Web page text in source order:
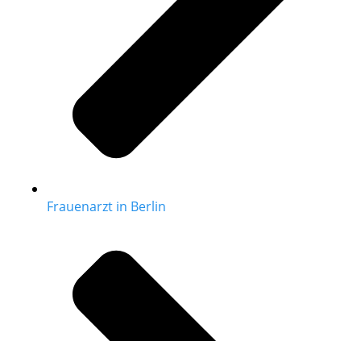
Frauenarzt in Berlin